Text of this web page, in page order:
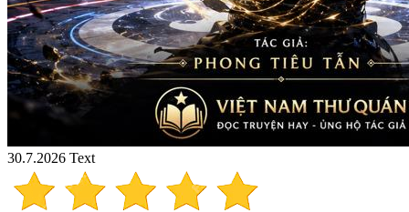
30.7.2026 Text